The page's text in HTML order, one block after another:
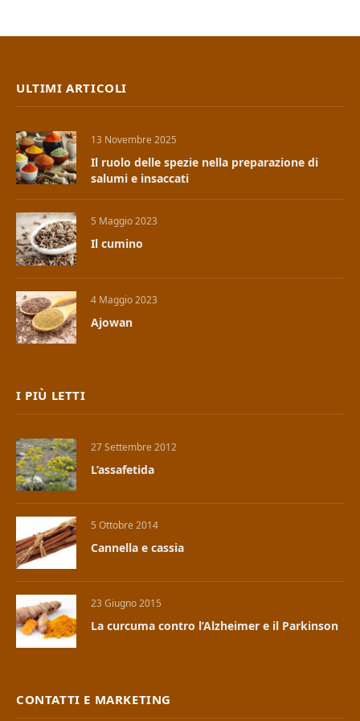
ULTIMI ARTICOLI
13 Novembre 2025
Il ruolo delle spezie nella preparazione di
salumi e insaccati
5 Maggio 2023
Il cumino
4 Maggio 2023
Ajowan
I PIÙ LETTI
27 Settembre 2012
L’assafetida
5 Ottobre 2014
Cannella e cassia
23 Giugno 2015
La curcuma contro l’Alzheimer e il Parkinson
CONTATTI E MARKETING